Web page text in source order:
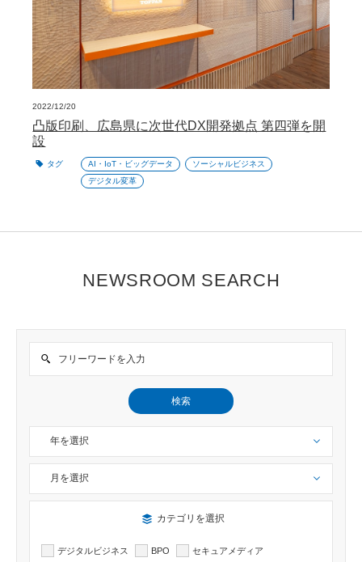
2022/12/20
凸版印刷、広島県に次世代DX開発拠点 第四弾を開
設
タグ AI・IoT・ビッグデータ
ソーシャルビジネス
デジタル変革
NEWSROOM SEARCH
検索
年を選択
月を選択
検索したい記事のカテゴリーを選択出来ます
カテゴリを選択
デジタルビジネス BPO セキュアメディア